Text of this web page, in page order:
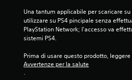
Una tantum applicabile per scaricare
utilizzare su PS4 pincipale senza
PlayStation Network; l'accesso va
sistemi PS4.
Prima di usare questo prodotto,
Avvertenze per la salute
.